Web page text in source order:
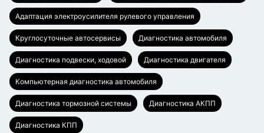
Адаптация электроусилителя рулевого управления
Круглосуточные автосервисы Диагностика автомобиля
Диагностика подвески, ходовой Диагностика двигателя
Компьютерная диагностика автомобиля
Диагностика тормозной системы Диагностика АКПП
Диагностика КПП